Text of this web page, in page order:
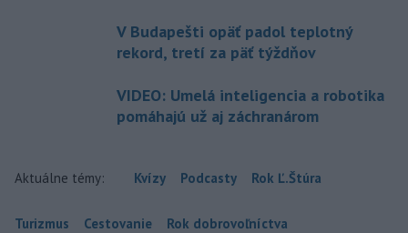
V Budapešti opäť padol teplotný
rekord, tretí za päť týždňov
VIDEO: Umelá inteligencia a robotika
pomáhajú už aj záchranárom
Aktuálne témy: Kvízy Podcasty Rok Ľ.Štúra
Turizmus Cestovanie Rok dobrovoľníctva